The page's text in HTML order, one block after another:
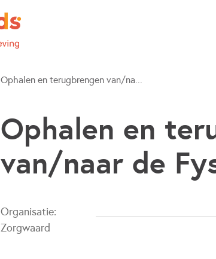
Ophalen en terugbrengen van/na...
Ophalen en
van/naar de
Organisatie:
Zorgwaard